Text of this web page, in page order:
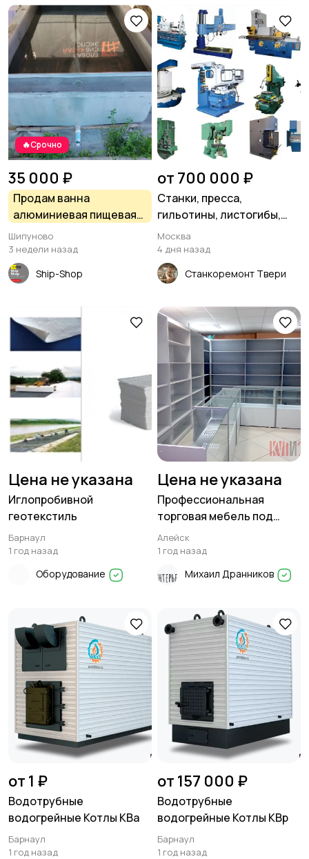
🔥Срочно
35 000 ₽
Продам ванна
алюминиевая пищевая
270*160*70 в Шипуново
Шипуново
3 недели назад
Ship-Shop
от 700 000 ₽
Станки, пресса,
гильотины, листогибы,
трубогибы, вальцы,
молоты
Москва
4 дня назад
Станкоремонт Твери
Цена не указана
Иглопробивной
геотекстиль
Барнаул
1 год назад
Оборудование
Цена не указана
Профессиональная
торговая мебель под
заказ
Алейск
1 год назад
Михаил Дранников
от 1 ₽
Водотрубные
водогрейные Котлы КВа
Барнаул
1 год назад
от 157 000 ₽
Водотрубные
водогрейные Котлы КВр
Барнаул
1 год назад